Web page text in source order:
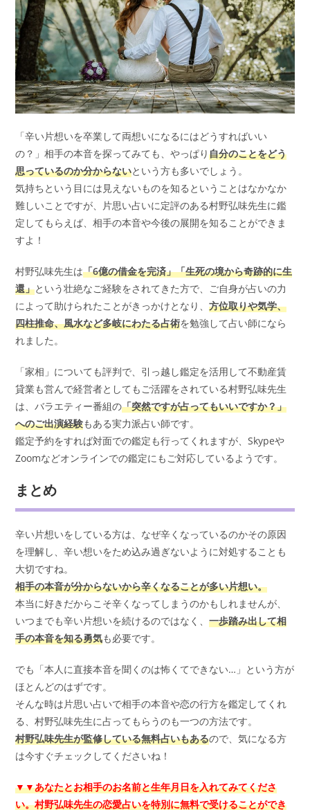
「辛い片想いを卒業して両想いになるにはどうすればいい
の？」相手の本音を探ってみても、やっぱり自分のことをどう
思っているのか分からないという方も多いでしょう。
気持ちという目には見えないものを知るということはなかなか
難しいことですが、片思い占いに定評のある村野弘味先生に鑑
定してもらえば、相手の本音や今後の展開を知ることができま
すよ！
村野弘味先生は「6億の借金を完済」「生死の境から奇跡的に生
還」という壮絶なご経験をされてきた方で、ご自身が占いの力
によって助けられたことがきっかけとなり、方位取りや気学、
四柱推命、風水など多岐にわたる占術を勉強して占い師になら
れました。
「家相」についても評判で、引っ越し鑑定を活用して不動産賃
貸業も営んで経営者としてもご活躍をされている村野弘味先生
は、バラエティー番組の「突然ですが占ってもいいですか？」
へのご出演経験もある実力派占い師です。
鑑定予約をすれば対面での鑑定も行ってくれますが、Skypeや
Zoomなどオンラインでの鑑定にもご対応しているようです。
まとめ
辛い片想いをしている方は、なぜ辛くなっているのかその原因
を理解し、辛い想いをため込み過ぎないように対処することも
大切ですね。
相手の本音が分からないから辛くなることが多い片想い。
本当に好きだからこそ辛くなってしまうのかもしれませんが、
いつまでも辛い片想いを続けるのではなく、一歩踏み出して相
手の本音を知る勇気も必要です。
でも「本人に直接本音を聞くのは怖くてできない…」という方が
ほとんどのはずです。
そんな時は片思い占いで相手の本音や恋の行方を鑑定してくれ
る、村野弘味先生に占ってもらうのも一つの方法です。
村野弘味先生が監修している無料占いもあるので、気になる方
は今すぐチェックしてくださいね！
▼▼あなたとお相手のお名前と生年月日を入れてみてくださ
い。村野弘味先生の恋愛占いを特別に無料で受けることができ